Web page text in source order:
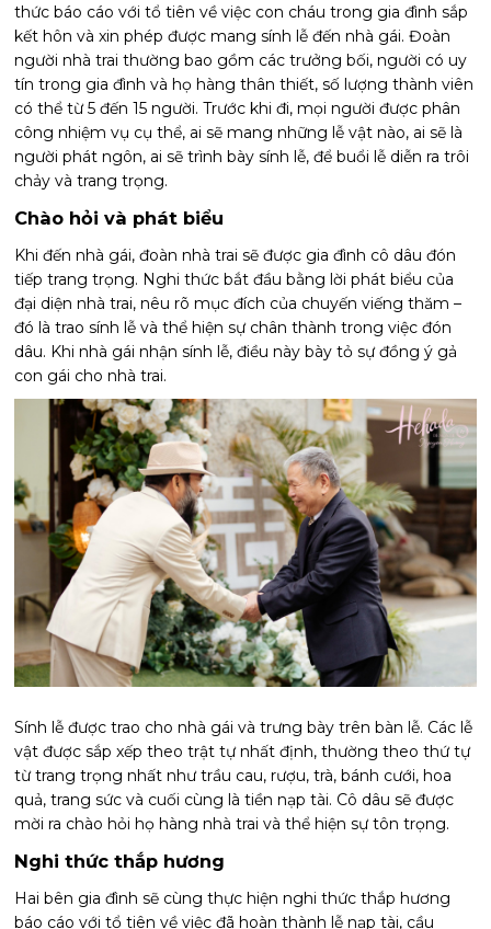
thức báo cáo với tổ tiên về việc con cháu trong gia đình sắp
kết hôn và xin phép được mang sính lễ đến nhà gái. Đoàn
người nhà trai thường bao gồm các trưởng bối, người có uy
tín trong gia đình và họ hàng thân thiết, số lượng thành viên
có thể từ 5 đến 15 người. Trước khi đi, mọi người được phân
công nhiệm vụ cụ thể, ai sẽ mang những lễ vật nào, ai sẽ là
người phát ngôn, ai sẽ trình bày sính lễ, để buổi lễ diễn ra trôi
chảy và trang trọng.
Chào hỏi và phát biểu
Khi đến nhà gái, đoàn nhà trai sẽ được gia đình cô dâu đón
tiếp trang trọng. Nghi thức bắt đầu bằng lời phát biểu của
đại diện nhà trai, nêu rõ mục đích của chuyến viếng thăm –
đó là trao sính lễ và thể hiện sự chân thành trong việc đón
dâu. Khi nhà gái nhận sính lễ, điều này bày tỏ sự đồng ý gả
con gái cho nhà trai.
Sính lễ được trao cho nhà gái và trưng bày trên bàn lễ. Các lễ
vật được sắp xếp theo trật tự nhất định, thường theo thứ tự
từ trang trọng nhất như trầu cau, rượu, trà, bánh cưới, hoa
quả, trang sức và cuối cùng là tiền nạp tài. Cô dâu sẽ được
mời ra chào hỏi họ hàng nhà trai và thể hiện sự tôn trọng.
Nghi thức thắp hương
Hai bên gia đình sẽ cùng thực hiện nghi thức thắp hương
báo cáo với tổ tiên về việc đã hoàn thành lễ nạp tài, cầu